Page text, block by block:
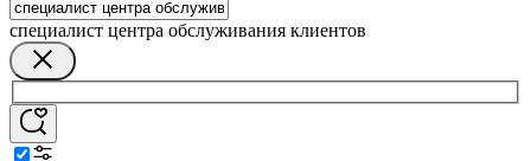
специалист центра обслуживания клиентов